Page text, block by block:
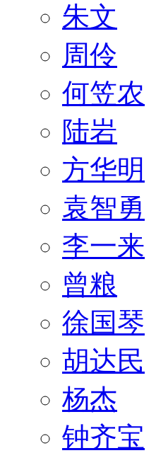
朱文
周伶
何笠农
陆岩
方华明
袁智勇
李一来
曾粮
徐国琴
胡达民
杨杰
钟齐宝